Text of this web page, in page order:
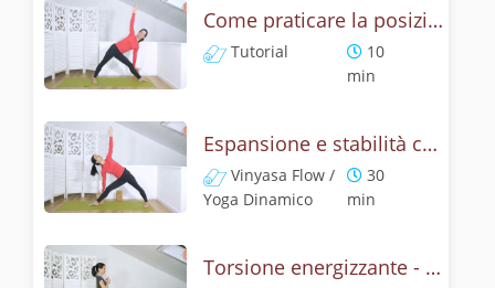
Come praticare la posizione del triangolo? Tutorial di Utthita e Privritta Trikonasana
Tutorial
10
min
Espansione e stabilità con la posizione del triangolo, Utthita Trikonasana
Vinyasa Flow /
Yoga Dinamico
30
min
Torsione energizzante - Lezione con la posizione del triangolo